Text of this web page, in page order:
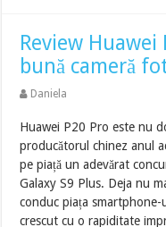
Review Huawei
bună cameră
Daniela
Huawei P20 Pro este nu
producătorul chinez anul
pe piață un adevărat
Galaxy S9 Plus. Deja nu
conduc piața
crescut cu o rapiditate